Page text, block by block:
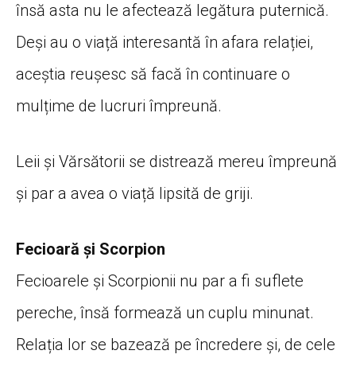
însă asta nu le afectează legătura puternică.
Deși au o viață interesantă în afara relației,
aceștia reușesc să facă în continuare o
mulțime de lucruri împreună.
Leii și Vărsătorii se distrează mereu împreună
și par a avea o viață lipsită de griji.
Fecioară și Scorpion
Fecioarele și Scorpionii nu par a fi suflete
pereche, însă formează un cuplu minunat.
Relația lor se bazează pe încredere și, de cele